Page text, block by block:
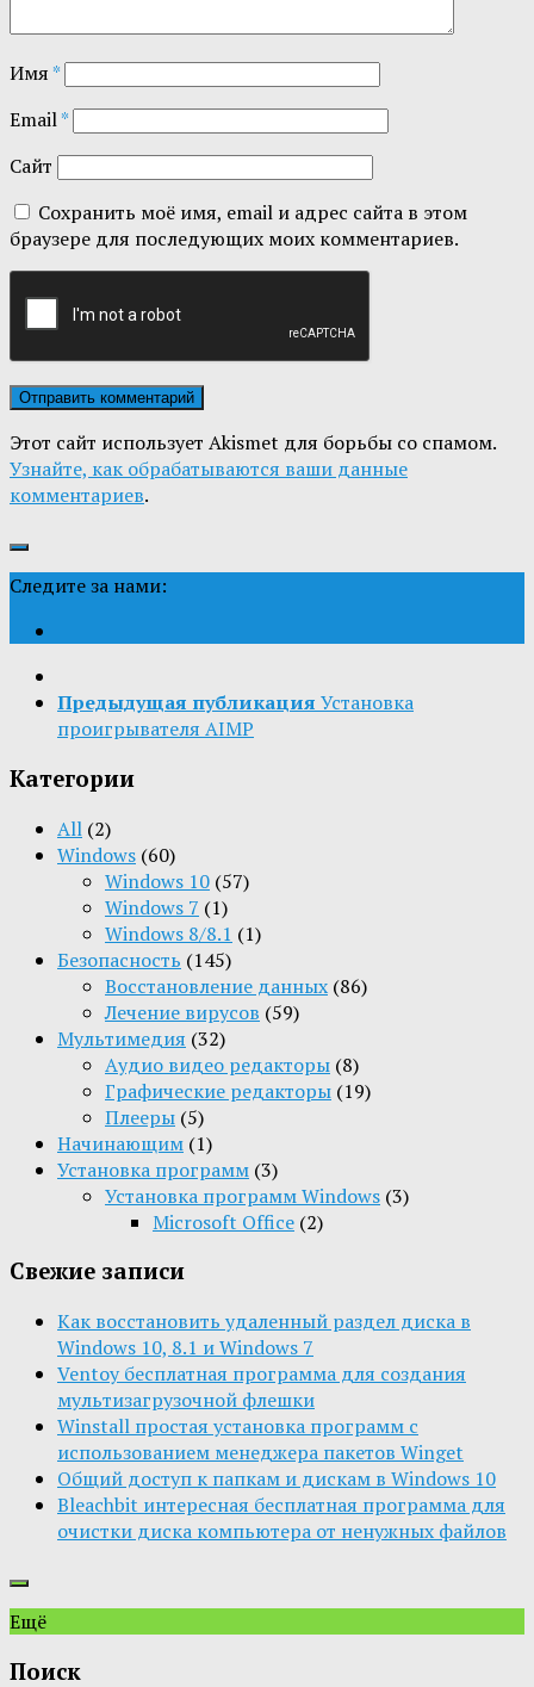
Имя*
Email*
Сайт
Сохранить моё имя, email и адрес сайта в этом
браузере для последующих моих комментариев.
Этот сайт использует Akismet для борьбы со спамом.
Узнайте, как обрабатываются ваши данные
комментариев.
Следите за нами:
Предыдущая публикация Установка
проигрывателя AIMP
Категории
All (2)
Windows (60)
Windows 10 (57)
Windows 7 (1)
Windows 8/8.1 (1)
Безопасность (145)
Восстановление данных (86)
Лечение вирусов (59)
Мультимедия (32)
Aудио видео редакторы (8)
Графические редакторы (19)
Плееры (5)
Начинающим (1)
Установка программ (3)
Установка программ Windows (3)
Microsoft Office (2)
Свежие записи
Как восстановить удаленный раздел диска в
Windows 10, 8.1 и Windows 7
Ventoy бесплатная программа для создания
мультизагрузочной флешки
Winstall простая установка программ с
использованием менеджера пакетов Winget
Общий доступ к папкам и дискам в Windows 10
Bleachbit интересная бесплатная программа для
очистки диска компьютера от ненужных файлов
Ещё
Поиск